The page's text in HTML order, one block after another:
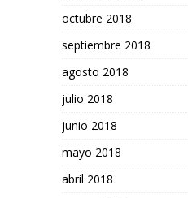
octubre 2018
septiembre 2018
agosto 2018
julio 2018
junio 2018
mayo 2018
abril 2018